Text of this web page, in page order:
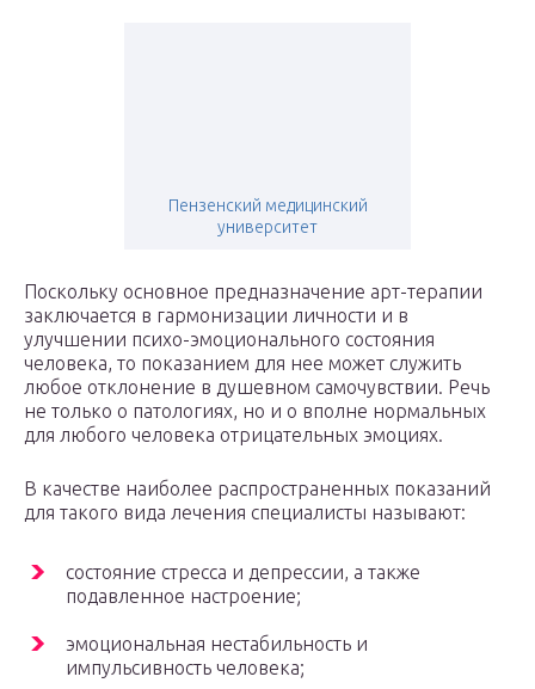
Пензенский медицинский
университет
Поскольку основное предназначение арт-терапии
заключается в гармонизации личности и в
улучшении психо-эмоционального состояния
человека, то показанием для нее может служить
любое отклонение в душевном самочувствии. Речь
не только о патологиях, но и о вполне нормальных
для любого человека отрицательных эмоциях.
В качестве наиболее распространенных показаний
для такого вида лечения специалисты называют:
состояние стресса и депрессии, а также
подавленное настроение;
эмоциональная нестабильность и
импульсивность человека;